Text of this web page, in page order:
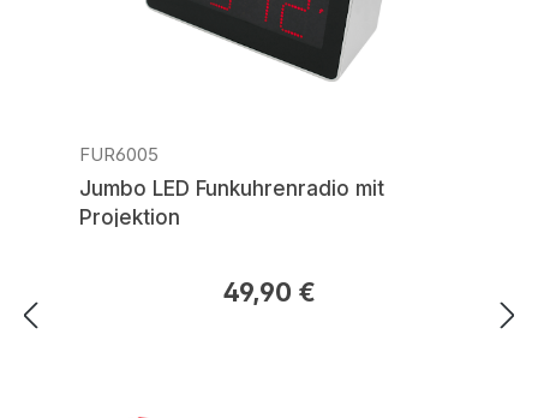
FUR6005
Jumbo LED Funkuhrenradio mit
Projektion
Regulärer Preis:49,90 €